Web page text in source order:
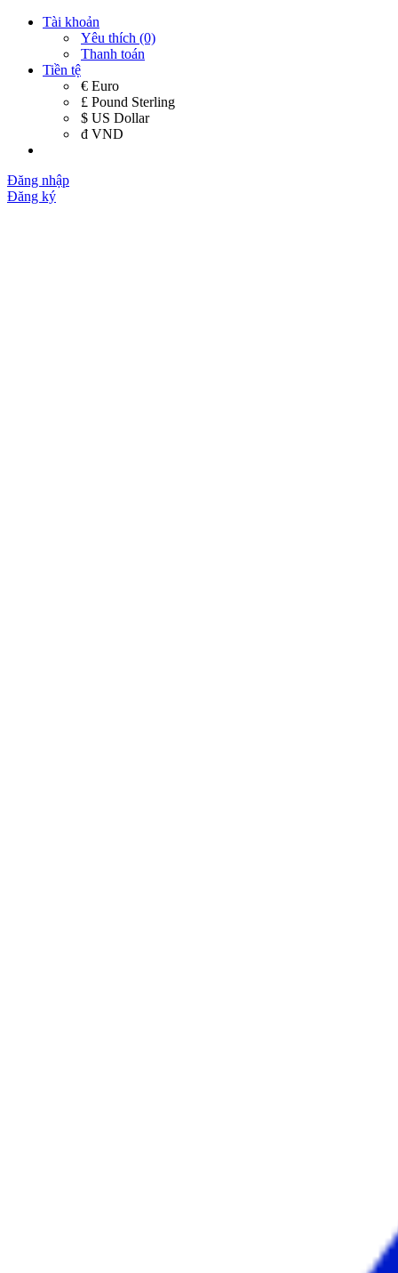
Tài khoản
Yêu thích (0)
Thanh toán
Tiền tệ
€ Euro
£ Pound Sterling
$ US Dollar
đ VND
Đăng nhập
Đăng ký